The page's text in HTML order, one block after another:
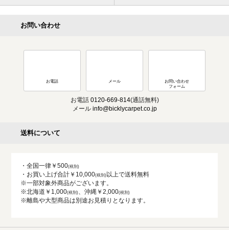
お問い合わせ
お電話 メール
お問い合わせ
フォーム
お電話 0120-669-814(通話無料)
メール info@bicklycarpet.co.jp
送料について
・全国一律￥500
・お買い上げ合計￥10,000
以上で送料無料
※一部対象外商品がございます。
※北海道￥1,000
、沖縄￥2,000
※離島や大型商品は別途お見積りとなります。